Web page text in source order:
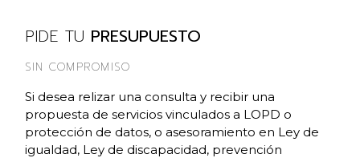
PIDE TU PRESUPUESTO
SIN COMPROMISO
Si desea relizar una consulta y recibir una
propuesta de servicios vinculados a LOPD o
protección de datos, o asesoramiento en Ley de
igualdad, Ley de discapacidad, prevención